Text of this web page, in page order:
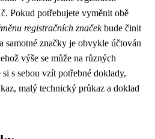
Pokud potřebujete vyměnit obě
registračních značekbude činit
samotné značky je obvykle účtován
výše se může na různých
s sebou vzít potřebné doklady,
malý technický průkaz a doklad